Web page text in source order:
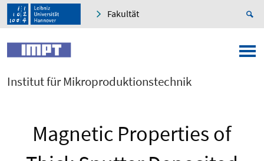
Fakultät
Institut für Mikroproduktionstechnik
Magnetic Properties of